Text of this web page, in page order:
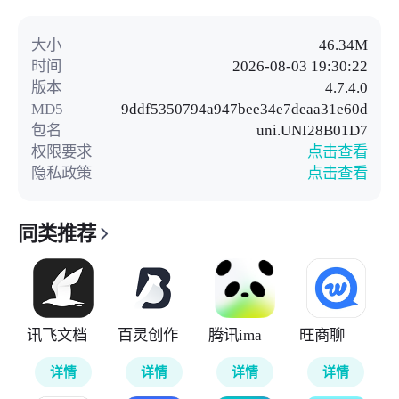
大小
46.34M
时间
2026-08-03 19:30:22
版本
4.7.4.0
MD5
9ddf5350794a947bee34e7deaa31e60d
包名
uni.UNI28B01D7
权限要求
点击查看
隐私政策
点击查看
同类推荐
讯飞文档
详情
百灵创作
详情
腾讯ima
详情
旺商聊
详情